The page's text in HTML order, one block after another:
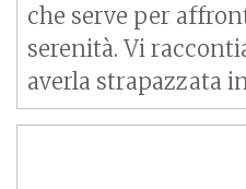
che serve per
serenità. Vi
averla strapazzata